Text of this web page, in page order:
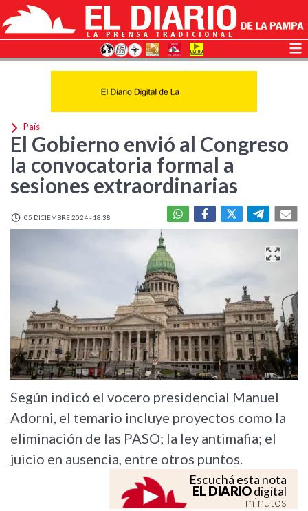
País
El Gobierno envió al Congreso
la convocatoria formal a
sesiones extraordinarias
05 DICIEMBRE 2024 - 18:38
Según indicó el vocero presidencial Manuel
Adorni, el temario incluye proyectos como la
eliminación de las PASO; la ley antimafia; el
juicio en ausencia, entre otros puntos.
Escuchá esta nota
EL DIARIOdigital
minutos